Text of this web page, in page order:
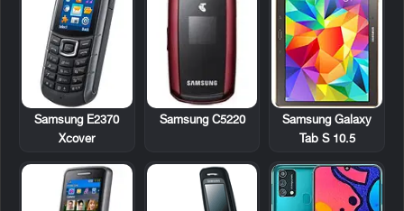
Samsung Galaxy
Tab S 10.5
Samsung C5220
Samsung E2370
Xcover